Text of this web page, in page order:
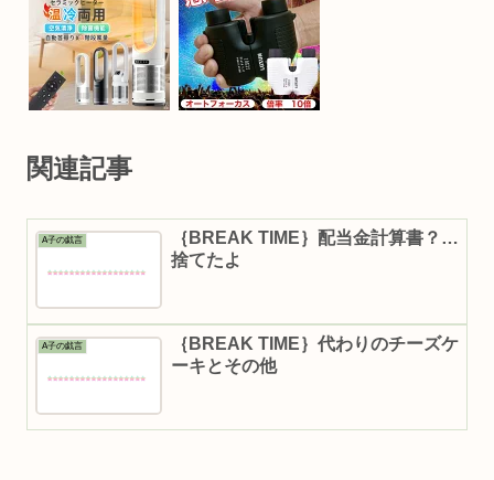
関連記事
A子の戯言
｛BREAK TIME｝配当金計算書？…
捨てたよ
A子の戯言
｛BREAK TIME｝代わりのチーズケ
ーキとその他